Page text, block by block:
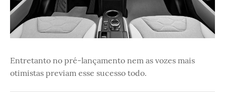
Entretanto no pré-lançamento nem as vozes mais
otimistas previam esse sucesso todo.